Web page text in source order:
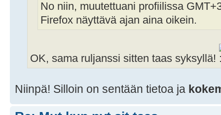
No niin, muutettuani profiilissa
Firefox näyttävä ajan aina oikein.
OK, sama ruljanssi sitten taas syksyllä!
Niinpä! Silloin on sentään tietoa ja